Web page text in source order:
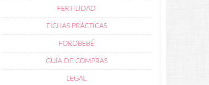
FERTILIDAD
FICHAS PRÁCTICAS
FOROBEBÉ
GUÍA DE COMPRAS
LEGAL